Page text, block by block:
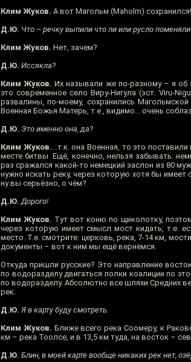
Клим Жуков. А вот Магольм (Maholm) сохранился!
Д.Ю. Что – речку выпили что ли или русло
Клим Жуков. Нет, зачем?
Д.Ю. Иссякла?
Клим Жуков. Их называли же по-разному – я об
это современное село Виру-Нигула (эст. Viru-
развалины, по-моему, сохранились
Военная Божья Матерь, т.е., видимо... очень
Д.Ю. Это именно она, да?
Клим Жуков....т.к. она Военная, то это
месте битвы. Ещё, конечно, нельзя забывать:
раз сражался какой-то немецкий заслон из 80
нужно искать реку, через которую хотя бы
ну вы серьёзно, о чём?
Д.Ю. Дорого!
Клим Жуков. Тут вот коню по щиколотку,
через которую имеет смысл мост кидать, т.е.
место. Т.е. смотрите: церковь, река, 7-14 км,
документы – вот к ним мы ещё вернёмся.
Откуда пришли русские? Это направление
по водоразделу двигаться полки коалиции по
по водоразделу. Абсолютно все шляхи Средних
рек.
Д.Ю. Я в карту буду смотреть.
Клим Жуков. Ближе всего река Соомеру, к
км – река Тоолсе, и в 13,5 км туда, на восток –
Д.Ю. Блин, в моей карте вообще никаких рек нет,